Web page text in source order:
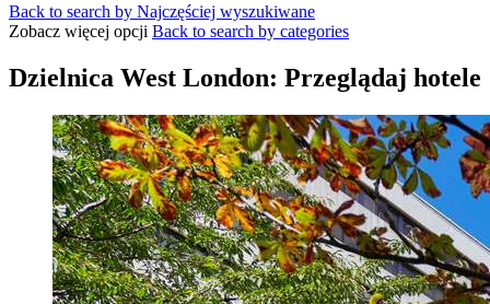
Back to search by Najczęściej wyszukiwane
Zobacz więcej opcji Back to search by categories
Dzielnica West London: Przeglądaj hotele